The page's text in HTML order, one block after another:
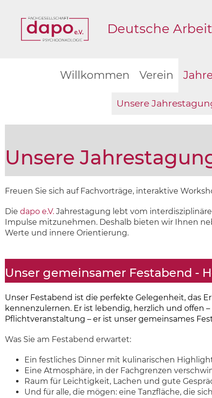
Deutsche
Willkommen Verein
Unsere
Unsere
Freuen Sie sich auf Fachvorträge, interaktive
Die dapo e.V. Jahrestagung lebt vom
Impulse mitzunehmen. Deshalb bieten wir Ihnen
Werte und innere Orientierung.
Unser gemeinsamer Festabend -
Unser Festabend ist die perfekte Gelegenheit, das
kennenzulernen. Er ist lebendig, herzlich und offen
Pflichtveranstaltung – er ist unser gemeinsames
Was Sie am Festabend erwartet:
Ein festliches Dinner mit kulinarischen
Eine Atmosphäre, in der Fachgrenzen
Raum für Leichtigkeit, Lachen und gute
Und für alle, die mögen: eine Tanzfläche, die